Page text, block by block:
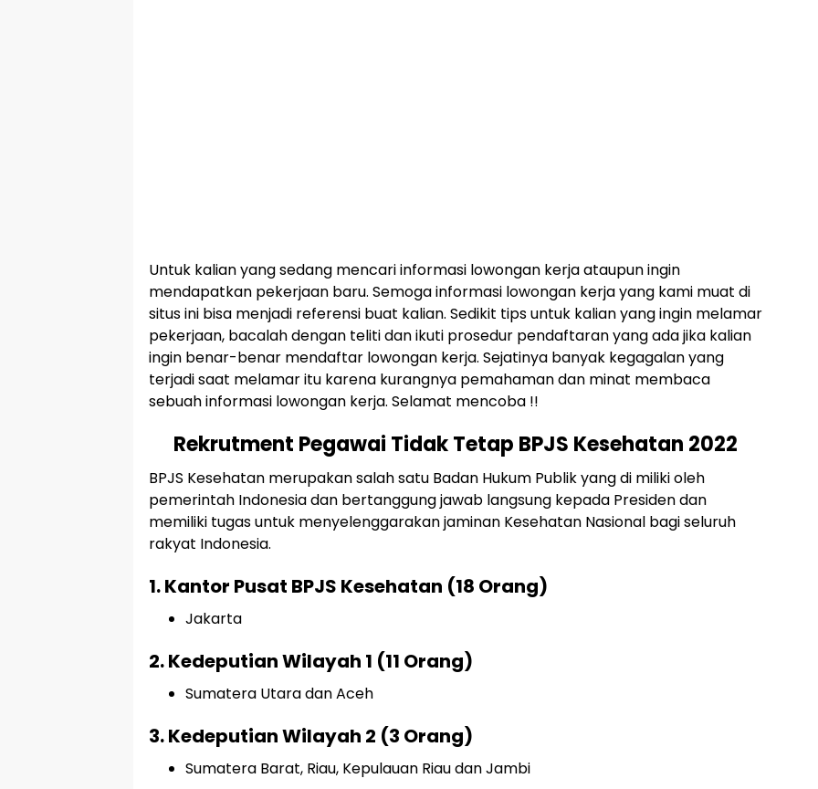
Untuk kalian yang sedang mencari informasi lowongan kerja ataupun ingin
mendapatkan pekerjaan baru. Semoga informasi lowongan kerja yang kami muat di
situs ini bisa menjadi referensi buat kalian. Sedikit tips untuk kalian yang ingin melamar
pekerjaan, bacalah dengan teliti dan ikuti prosedur pendaftaran yang ada jika kalian
ingin benar-benar mendaftar lowongan kerja. Sejatinya banyak kegagalan yang
terjadi saat melamar itu karena kurangnya pemahaman dan minat membaca
sebuah informasi lowongan kerja. Selamat mencoba !!
Rekrutment Pegawai Tidak Tetap BPJS Kesehatan 2022
BPJS Kesehatan merupakan salah satu Badan Hukum Publik yang di miliki oleh
pemerintah Indonesia dan bertanggung jawab langsung kepada Presiden dan
memiliki tugas untuk menyelenggarakan jaminan Kesehatan Nasional bagi seluruh
rakyat Indonesia.
1. Kantor Pusat BPJS Kesehatan (18 Orang)
Jakarta
2. Kedeputian Wilayah 1 (11 Orang)
Sumatera Utara dan Aceh
3. Kedeputian Wilayah 2 (3 Orang)
Sumatera Barat, Riau, Kepulauan Riau dan Jambi